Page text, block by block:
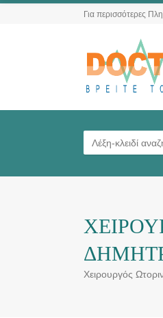
Για περισσότερες
Χειρουργός